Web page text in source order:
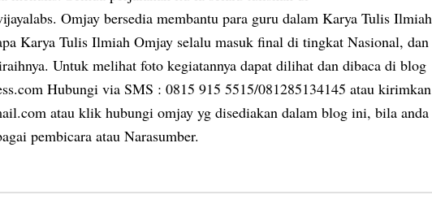
Omjay bersedia membantu para guru dalam Karya Tulis Ilmiah
Karya Tulis Ilmiah Omjay selalu masuk final di tingkat Nasional, dan
Untuk melihat foto kegiatannya dapat dilihat dan dibaca di blog
Hubungi via SMS : 0815 915 5515/081285134145 atau kirimkan
atau klik hubungi omjay yg disediakan dalam blog ini, bila anda
pembicara atau Narasumber.